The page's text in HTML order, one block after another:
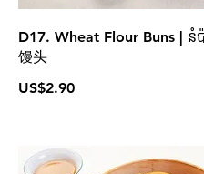
D17. Wheat Flour Buns | នំ
馒头
US$2.90